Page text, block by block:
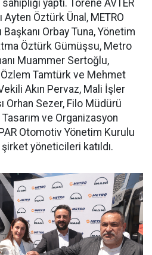
yaptı. Törene AVTER
Öztürk Ünal, METRO
Orbay Tuna, Yönetim
Öztürk Gümüşsu, Metro
Muammer Sertoğlu,
Tamtürk ve Mehmet
Akın Pervaz, Mali İşler
Orhan Sezer, Filo Müdürü
ve Organizasyon
Otomotiv Yönetim Kurulu
şirket yöneticileri katıldı.